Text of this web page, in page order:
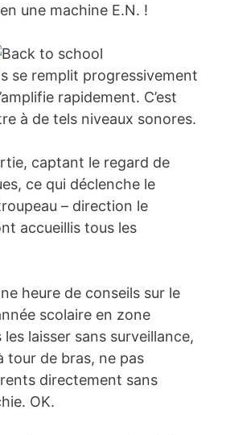
une machine E.N. !
se remplit progressivement
rapidement. C’est
à de tels niveaux sonores.
captant le regard de
ce qui déclenche le
– direction le
accueillis tous les
heure de conseils sur le
scolaire en zone
les laisser sans surveillance,
tour de bras, ne pas
directement sans
OK.